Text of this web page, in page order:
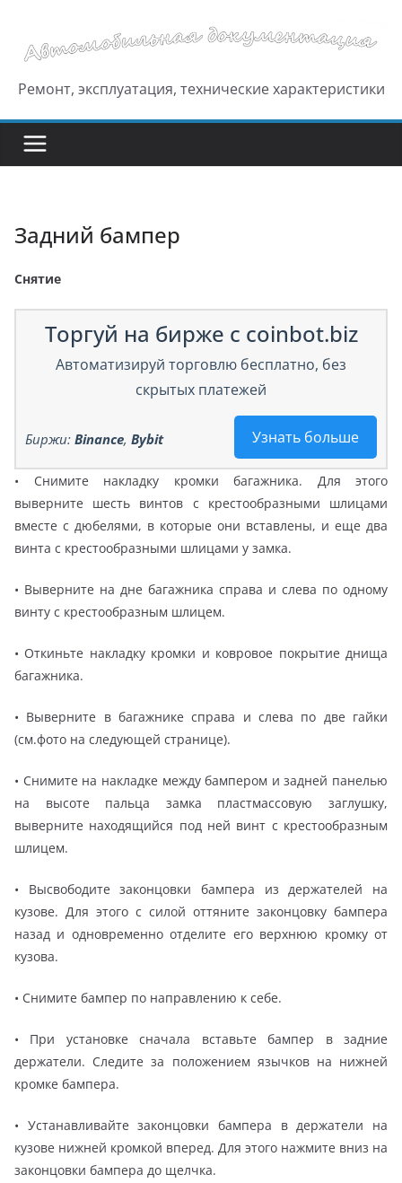
содержимому
Ремонт, эксплуатация, технические характеристики
Задний бампер
Снятие
Торгуй на бирже с coinbot.biz
Автоматизируй торговлю бесплатно, без
скрытых платежей
Узнать больше
Биржи: Binance, Bybit
• Снимите накладку кромки багажника. Для этого
выверните шесть винтов с крестообразными шлицами
вместе с дюбелями, в которые они вставлены, и еще два
винта с крестообразными шлицами у замка.
• Выверните на дне багажника справа и слева по одному
винту с крестообразным шлицем.
• Откиньте накладку кромки и ковровое покрытие днища
багажника.
• Выверните в багажнике справа и слева по две гайки
(см.фото на следующей странице).
• Снимите на накладке между бампером и задней панелью
на высоте пальца замка пластмассовую заглушку,
выверните находящийся под ней винт с крестообразным
шлицем.
• Высвободите законцовки бампера из держателей на
кузове. Для этого с силой оттяните законцовку бампера
назад и одновременно отделите его верхнюю кромку от
кузова.
• Снимите бампер по направлению к себе.
• При установке сначала вставьте бампер в задние
держатели. Следите за положением язычков на нижней
кромке бампера.
• Устанавливайте законцовки бампера в держатели на
кузове нижней кромкой вперед. Для этого нажмите вниз на
законцовки бампера до щелчка.